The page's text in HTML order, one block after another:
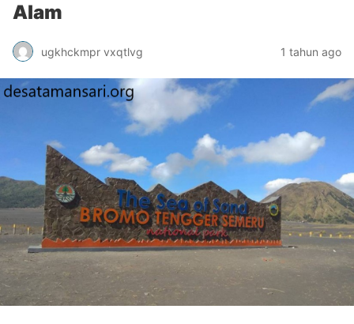
Alam
ugkhckmpr vxqtlvg 1 tahun ago